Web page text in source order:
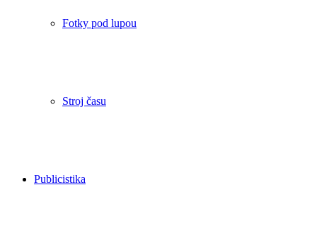
Fotky pod lupou
Stroj času
Publicistika